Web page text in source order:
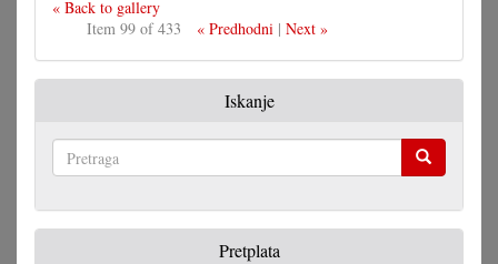
« Back to gallery
Item 99 of 433
« Predhodni| Next »
Iskanje
Pretplata